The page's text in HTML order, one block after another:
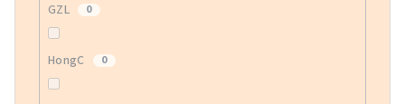
GZL 0
HongC 0